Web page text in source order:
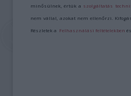
minősülnek, értük a szolgáltatás
nem vállal, azokat nem ellenőrzi.
Részletek a Felhasználási feltételekben